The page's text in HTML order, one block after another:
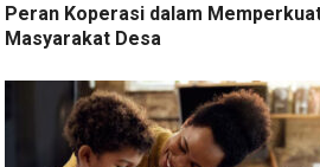
Peran Koperasi dalam
Masyarakat Desa